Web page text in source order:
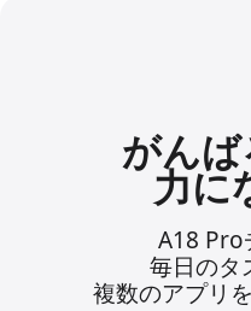
がんば
力に
A18 Pro
毎日のタ
複数のアプリを